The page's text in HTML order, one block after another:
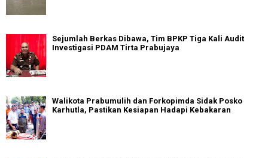
Sejumlah Berkas Dibawa, Tim BPKP Tiga Kali Audit
Investigasi PDAM Tirta Prabujaya
Walikota Prabumulih dan Forkopimda Sidak Posko
Karhutla, Pastikan Kesiapan Hadapi Kebakaran